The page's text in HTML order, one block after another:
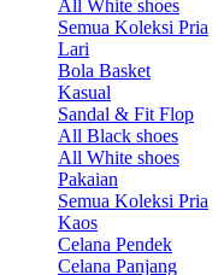
All White shoes
Semua Koleksi Pria
Lari
Bola Basket
Kasual
Sandal & Fit Flop
All Black shoes
All White shoes
Pakaian
Semua Koleksi Pria
Kaos
Celana Pendek
Celana Panjang